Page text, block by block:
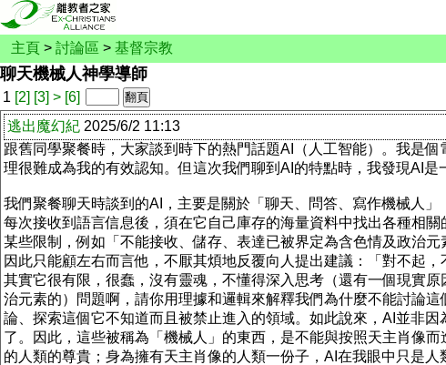
主頁 > 討論區 > 基督宗教
聊天機械人神學導師
1 [2] [3] > [6]
逃出魔幻紀 2025/6/2 11:13
跟舊同學聚餐時，大家談到時下的熱門話題AI（人工智能）。我是
理很難成為我的有效認知。但這次我們聊到AI的特點時，我發現AI
我們聚餐聊天時談到的AI，主要是關於「聊天、問答、寫作機械人
每次接收到語言信息後，須在它自己庫存的海量資料中找出各種相
某些限制，例如「不能接收、儲存、表達已被界定為含色情及政治
因此只能顧左右而言他，不厭其煩地反覆向人提出建議：「對不
其實它很有限，很蠢，沒有靈魂，不懂得深入思考（還有一個現實
治元素的）問題啊，請你用理據和邏輯來解釋我們為什麼不能討論
論、探索這個它不知道而且被禁止進入的領域。如此說來，AI並非
了。因此，這些被稱為「機械人」的東西，是不能與按照天主肖像
的人類的尊貴；身為擁有天主肖像的人類一份子，AI在我眼中只是